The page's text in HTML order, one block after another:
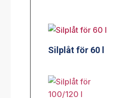
Silplåt för 60 l